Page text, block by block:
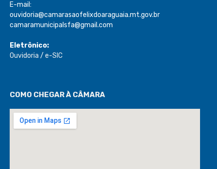
E-mail:
ouvidoria@camarasaofelixdoaraguaia.mt.gov.br
camaramunicipalsfa@gmail.com
Eletrônico:
Ouvidoria / e-SIC
COMO CHEGAR À CÂMARA